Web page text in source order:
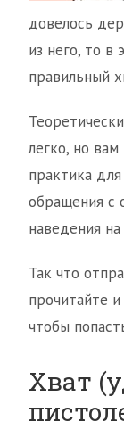
довелось
из него, то в
правильный
легко, но
практика
обращения с
наведения на
Так что
прочитайте
чтобы
Хват